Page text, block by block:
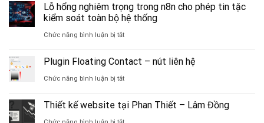
trợ
trợ
lý
vấn,
Lỗ hổng nghiêm trọng trong n8n cho phép tin tặc
kiểm soát toàn bộ hệ thống
Chức năng bình luận bị tắtở
hổng
trọng
Plugin Floating Contact – nút liên hệ
Chức năng bình luận bị tắtở
Floating
Thiết kế website tại Phan Thiết – Lâm Đồng
ở